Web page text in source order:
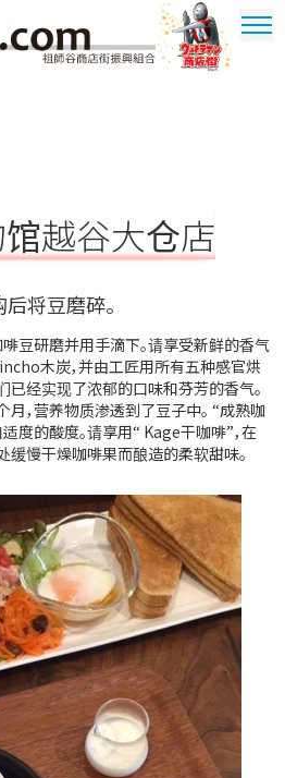
越谷大仓店
将豆磨碎。
豆研磨并用手滴下。请享受新鲜的香气
木炭，并由工匠用所有五种感官烘
已经实现了浓郁的口味和芬芳的香气。
，营养物质渗透到了豆子中。 “成熟咖
度的酸度。请享用“ Kage干咖啡”，在
慢干燥咖啡果而酿造的柔软甜味。